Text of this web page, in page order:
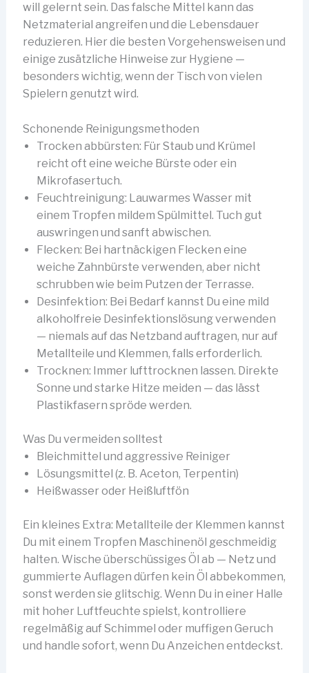
will gelernt sein. Das falsche Mittel kann das
Netzmaterial angreifen und die Lebensdauer
reduzieren. Hier die besten Vorgehensweisen und
einige zusätzliche Hinweise zur Hygiene —
besonders wichtig, wenn der Tisch von vielen
Spielern genutzt wird.
Schonende Reinigungsmethoden
Trocken abbürsten: Für Staub und Krümel
reicht oft eine weiche Bürste oder ein
Mikrofasertuch.
Feuchtreinigung: Lauwarmes Wasser mit
einem Tropfen mildem Spülmittel. Tuch gut
auswringen und sanft abwischen.
Flecken: Bei hartnäckigen Flecken eine
weiche Zahnbürste verwenden, aber nicht
schrubben wie beim Putzen der Terrasse.
Desinfektion: Bei Bedarf kannst Du eine mild
alkoholfreie Desinfektionslösung verwenden
— niemals auf das Netzband auftragen, nur auf
Metallteile und Klemmen, falls erforderlich.
Trocknen: Immer lufttrocknen lassen. Direkte
Sonne und starke Hitze meiden — das lässt
Plastikfasern spröde werden.
Was Du vermeiden solltest
Bleichmittel und aggressive Reiniger
Lösungsmittel (z. B. Aceton, Terpentin)
Heißwasser oder Heißluftfön
Ein kleines Extra: Metallteile der Klemmen kannst
Du mit einem Tropfen Maschinenöl geschmeidig
halten. Wische überschüssiges Öl ab — Netz und
gummierte Auflagen dürfen kein Öl abbekommen,
sonst werden sie glitschig. Wenn Du in einer Halle
mit hoher Luftfeuchte spielst, kontrolliere
regelmäßig auf Schimmel oder muffigen Geruch
und handle sofort, wenn Du Anzeichen entdeckst.